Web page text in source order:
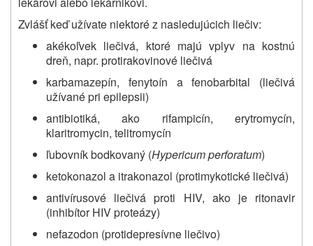
Zvlášť keď užívate niektoré z nasledujúcich liečiv:
akékoľvek liečivá, ktoré majú vplyv na kostnú
dreň, napr. protirakovinové liečivá
karbamazepín, fenytoín a fenobarbital (liečivá
užívané pri epilepsii)
antibiotiká, ako rifampicín, erytromycín,
klaritromycin, telitromycín
ľubovník bodkovaný (Hypericum perforatum)
ketokonazol a itrakonazol (protimykotické liečivá)
antivírusové liečivá proti HIV, ako je ritonavir
(inhibítor HIV proteázy)
nefazodon (protidepresívne liečivo)